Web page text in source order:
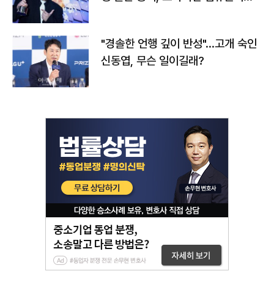
"경솔한 언행 깊이 반성"…고개 숙인
신동엽, 무슨 일이길래?